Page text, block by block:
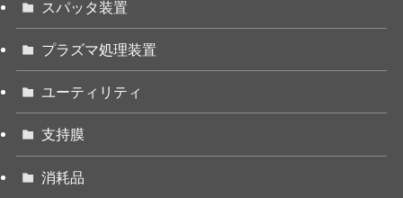
スパッタ装置
プラズマ処理装置
ユーティリティ
支持膜
消耗品